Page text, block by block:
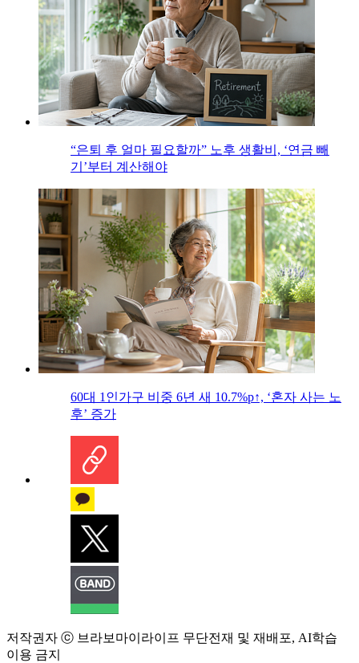
“은퇴 후 얼마 필요할까” 노후 생활비, ‘연금 빼
기’부터 계산해야
60대 1인가구 비중 6년 새 10.7%p↑, ‘혼자 사는 노
후’ 증가
저작권자 ⓒ 브라보마이라이프 무단전재 및 재배포, AI학습
이용 금지